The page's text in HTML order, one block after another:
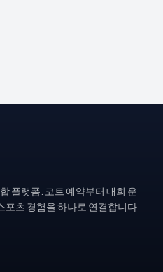
플랫폼. 코트 예약부터 대회 운
포츠 경험을 하나로 연결합니다.